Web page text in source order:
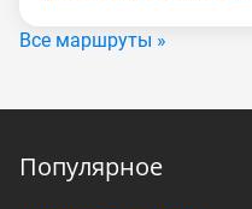
Все маршруты »
Популярное